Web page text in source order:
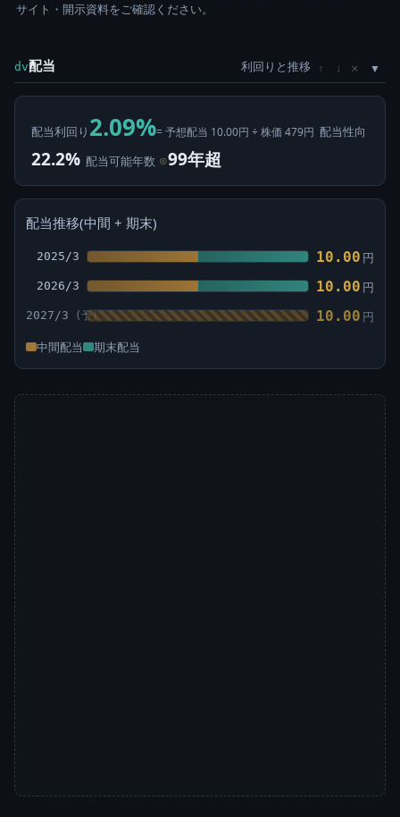
サイト・開示資料をご確認ください。
dv配当 利回りと推移 ↑ ↓ ×
配当利回り 2.09%= 予想配当 10.00円 ÷ 株価 479円 配当性向
22.2% 配当可能年数 ⊙99年超
配当推移(中間 + 期末)
2025/3 10.00 円
2026/3 10.00 円
2027/3 10.00 円
中間配当 期末配当